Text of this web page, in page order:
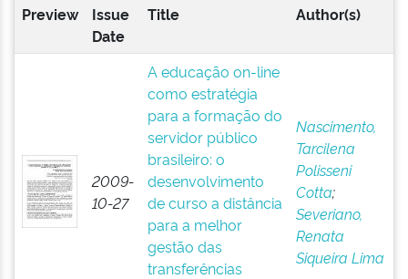
Preview
Issue
Date
Title Author(s)
2009-
10-27
A educação on-line
como estratégia
para a formação do
servidor público
brasileiro: o
desenvolvimento
de curso a distância
para a melhor
gestão das
transferências
Nascimento,
Tarcilena
Polisseni
Cotta;
Severiano,
Renata
Siqueira Lima